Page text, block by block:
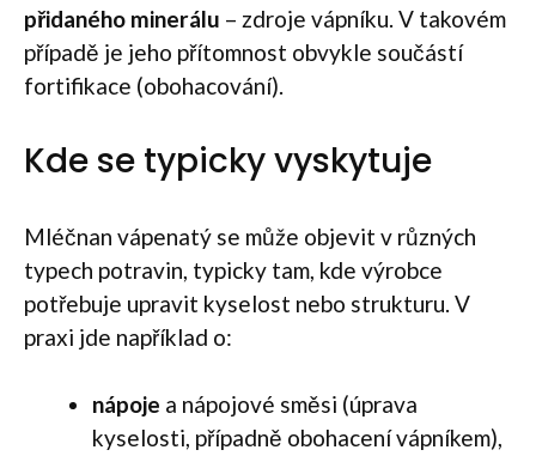
přidaného minerálu – zdroje vápníku. V takovém
případě je jeho přítomnost obvykle součástí
fortifikace (obohacování).
Kde se typicky vyskytuje
Mléčnan vápenatý se může objevit v různých
typech potravin, typicky tam, kde výrobce
potřebuje upravit kyselost nebo strukturu. V
praxi jde například o:
nápoje a nápojové směsi (úprava
kyselosti, případně obohacení vápníkem),